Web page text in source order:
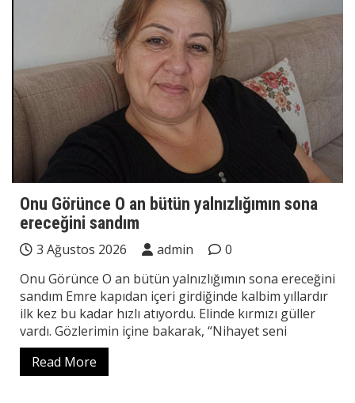
Onu Görünce O an bütün yalnızlığımın sona
ereceğini sandım
3 Ağustos 2026 admin
0
Onu Görünce O an bütün yalnızlığımın sona ereceğini
sandım Emre kapıdan içeri girdiğinde kalbim yıllardır
ilk kez bu kadar hızlı atıyordu. Elinde kırmızı güller
vardı. Gözlerimin içine bakarak, “Nihayet seni
Read More